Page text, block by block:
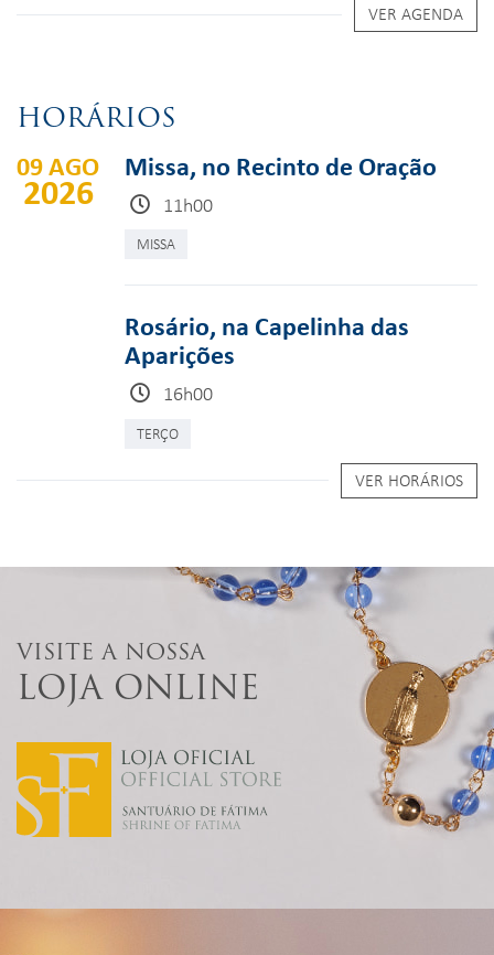
VER AGENDA
HORÁRIOS
09 AGO
2026
Missa, no Recinto de Oração
11h00
MISSA
Rosário, na Capelinha das
Aparições
16h00
TERÇO
VER HORÁRIOS
VISITE A NOSSA
LOJA ONLINE